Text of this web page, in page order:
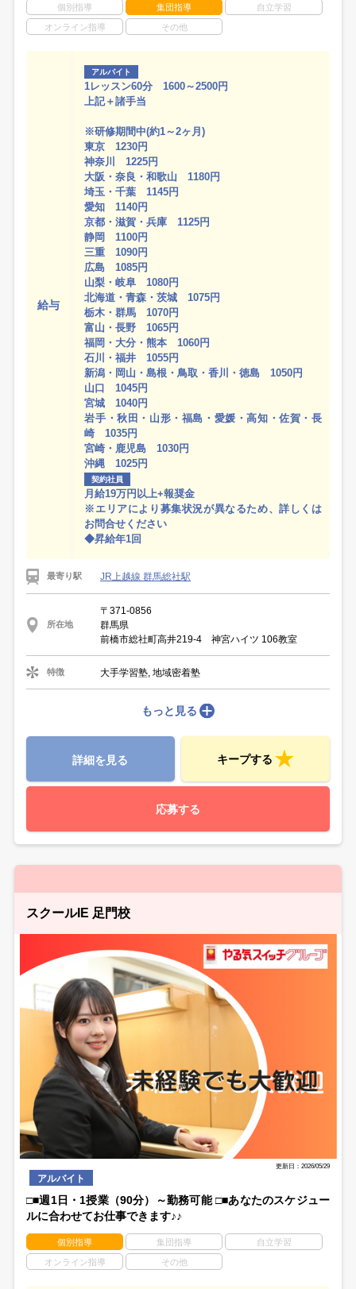
個別指導 集団指導 自立学習
オンライン指導 その他
給与
アルバイト
1レッスン60分 1600～2500円
上記＋諸手当
※研修期間中(約1～2ヶ月)
東京 1230円
神奈川 1225円
大阪・奈良・和歌山 1180円
埼玉・千葉 1145円
愛知 1140円
京都・滋賀・兵庫 1125円
静岡 1100円
三重 1090円
広島 1085円
山梨・岐阜 1080円
北海道・青森・茨城 1075円
栃木・群馬 1070円
富山・長野 1065円
福岡・大分・熊本 1060円
石川・福井 1055円
新潟・岡山・島根・鳥取・香川・徳島 1050円
山口 1045円
宮城 1040円
岩手・秋田・山形・福島・愛媛・高知・佐賀・長
崎 1035円
宮崎・鹿児島 1030円
沖縄 1025円
契約社員
月給19万円以上+報奨金
※エリアにより募集状況が異なるため、詳しくは
お問合せください
◆昇給年1回
最寄り駅 JR上越線 群馬総社駅
所在地
〒371-0856
群馬県
前橋市総社町高井219-4 神宮ハイツ 106教室
特徴 大手学習塾, 地域密着塾
もっと見る
詳細を見る キープする
応募する
スクールIE 足門校
更新日：2026/05/29
アルバイト
□■週1日・1授業（90分）～勤務可能 □■あなたのスケジュー
ルに合わせてお仕事できます♪♪
個別指導 集団指導 自立学習
オンライン指導 その他